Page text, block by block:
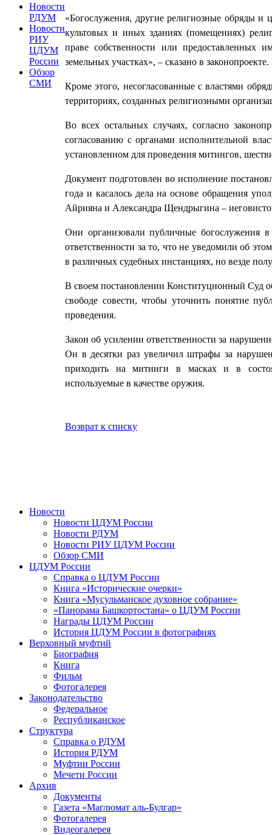
Новости
РДУМ
Новости
РИУ
ЦДУМ
России
Обзор
СМИ
«Богослужения, другие религиозные обряды и
культовых и иных зданиях (помещениях)
праве собственности или
земельных участках», – сказано в законопроекте.
Кроме этого, несогласованные с властями
территориях, созданных религиозными
Во всех остальных случаях, согласно
согласованию с органами исполнительной
установленном для проведения митингов,
Документ подготовлен во исполнение
года и касалось дела на основе обращения
Айрияна и Александра Щендрыгина –
Они организовали публичные богослужения
ответственности за то, что не уведомили об
в различных судебных инстанциях, но везде
В своем постановлении Конституционный Суд
свободе совести, чтобы уточнить понятие
проведения.
Закон об усилении ответственности за
Он в десятки раз увеличил штрафы за
приходить на митинги в масках и в
используемые в качестве оружия.
Возврат к списку
Новости
Новости ЦДУМ России
Новости РДУМ
Новости РИУ ЦДУМ России
Обзор СМИ
ЦДУМ России
Справка о ЦДУМ России
Книга «Исторические очерки»
Книга «Мусульманское духовное собрание»
«Панорама Башкортостана» о ЦДУМ России
Награды ЦДУМ России
История ЦДУМ России в фотографиях
Верховный муфтий
Биография
Книга
Фильм
Фотогалерея
Законодательство
Федеральное
Республиканское
Структура
Справка о РДУМ
История РДУМ
Муфтии России
Мечети России
Архив
Документы
Газета «Маглюмат аль-Булгар»
Фотогалерея
Видеогалерея